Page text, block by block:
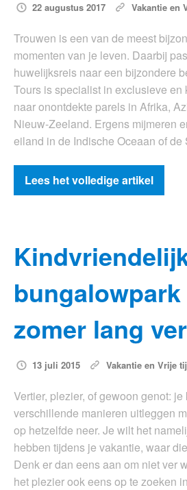
22 augustus 2017 Vakantie en
Trouwen is een van de meest
momenten van je leven. Daarbij
huwelijksreis naar een bijzondere
Tours is specialist in exclusieve
naar onontdekte parels in Afrika,
Nieuw-Zeeland. Ergens mijmeren
eiland in de Indische Oceaan of
Lees het volledige artikel
zomer lang
13 juli 2015 Vakantie en Vrije
Vertier, plezier, of gewoon genot: je
verschillende manieren uitleggen
op hetzelfde neer. Je wilt het
hebben tijdens je vakantie, waar
Denk er dan eens aan om niet ver
het plezier ook eens op te zoeken